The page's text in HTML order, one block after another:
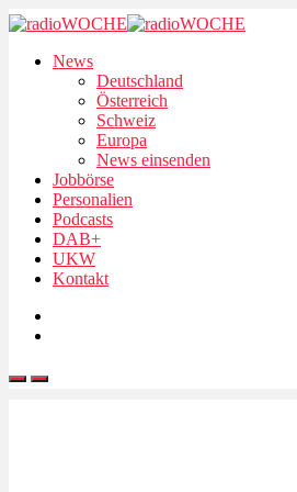
News
Deutschland
Österreich
Schweiz
Europa
News einsenden
Jobbörse
Personalien
Podcasts
DAB+
UKW
Kontakt